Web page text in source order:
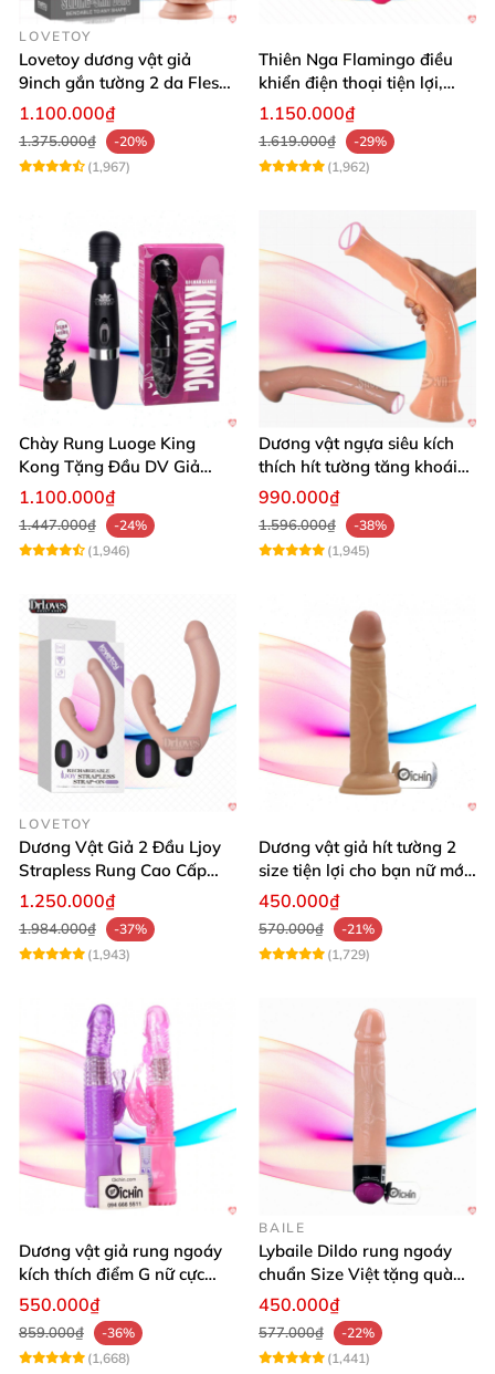
LOVETOY
Lovetoy dương vật giả
9inch gắn tường 2 da Flesh
siêu thực
1.100.000₫
1.375.000₫
-20%
(1,967)
Thiên Nga Flamingo điều
khiển điện thoại tiện lợi,
hiện đại
1.150.000₫
1.619.000₫
-29%
(1,962)
Chày Rung Luoge King
Kong Tặng Đầu DV Giả
Kích Thích Mạnh
1.100.000₫
1.447.000₫
-24%
(1,946)
Dương vật ngựa siêu kích
thích hít tường tăng khoái
cảm
990.000₫
1.596.000₫
-38%
(1,945)
LOVETOY
Dương Vật Giả 2 Đầu Ljoy
Strapless Rung Cao Cấp
ĐKTX Mạnh Mẽ
1.250.000₫
1.984.000₫
-37%
(1,943)
Dương vật giả hít tường 2
size tiện lợi cho bạn nữ mới
dùng
450.000₫
570.000₫
-21%
(1,729)
Dương vật giả rung ngoáy
kích thích điểm G nữ cực
mạnh
550.000₫
859.000₫
-36%
(1,668)
BAILE
Lybaile Dildo rung ngoáy
chuẩn Size Việt tặng quà
ưu đãi
450.000₫
577.000₫
-22%
(1,441)